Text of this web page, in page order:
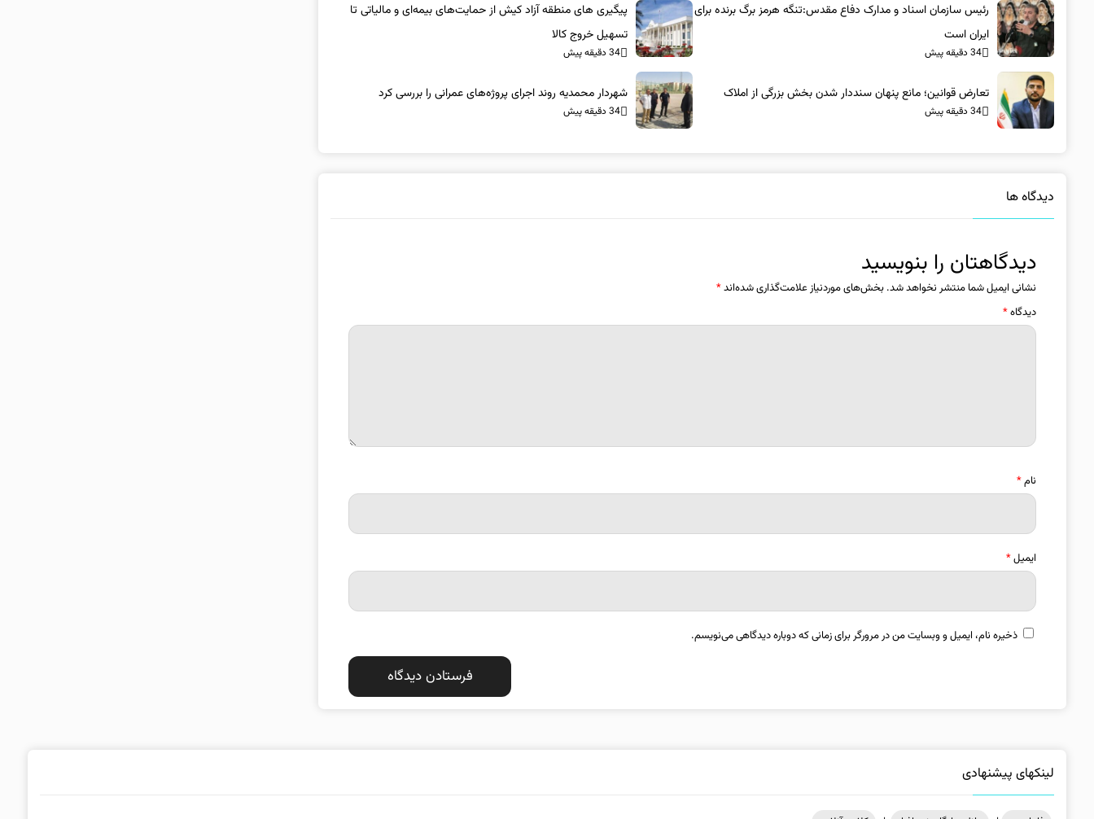
رئیس سازمان اسناد و مدارک دفاع مقدس:تنگه هرمز برگ برنده برای
ایران است
34 دقیقه پیش
پیگیری های منطقه آزاد کیش از حمایت‌های بیمه‌ای و مالیاتی تا
تسهیل خروج کالا
34 دقیقه پیش
تعارض قوانین؛ مانع پنهان سنددار شدن بخش بزرگی از املاک
34 دقیقه پیش
شهردار محمدیه روند اجرای پروژه‌های عمرانی را بررسی کرد
34 دقیقه پیش
دیدگاه ها
دیدگاهتان را بنویسید
نشانی ایمیل شما منتشر نخواهد شد. بخش‌های موردنیاز علامت‌گذاری شده‌اند*
دیدگاه*
نام*
ایمیل*
ذخیره نام، ایمیل و وبسایت من در مرورگر برای زمانی که دوباره دیدگاهی می‌نویسم.
لینکهای پیشنهادی